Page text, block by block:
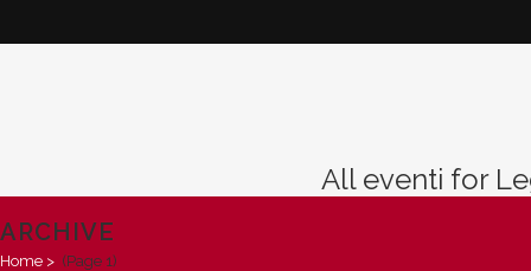
ARCHIVE
Home > (Page 1)
All eventi for